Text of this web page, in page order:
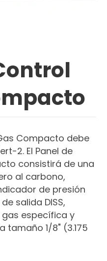
Compacto debe
2. El Panel de
consistirá de una
al carbono,
de presión
salida DISS,
específica y
tamaño 1/8" (3.175